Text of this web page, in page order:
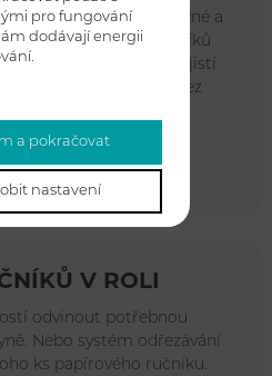
personálu pro správné a
Základní systém ručníků
druhy dávkovačů zajistí
Vaše pracoviště. Nerez
V ROLI
odvinout potřebnou
Nebo systém odřezávání
ks papírového ručníku.
pro fungování
dodávají energii
a pokračovat
nastavení